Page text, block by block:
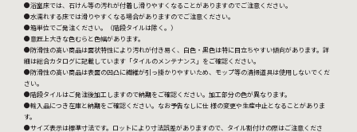
●浴室床では、石けん等の汚れが付着し滑りやすくなることがありますのでご注意ください。
●水濡れする床では滑りやすくなる場合がありますのでご注意ください。
●箱単位でご発注ください。（階段タイルは除く。）
●意匠上大きな色むらと色幅があります。
●防滑性の高い商品は面状特性により汚れが付き易く、白色・黒色は特に目立ちやすい傾向があります。詳
細は総合カタログに記載しています「タイルのメンテナンス」をご確認ください。
●防滑性の高い商品は表面の凹凸に繊維が引っ掛かりやすいため、モップ等の清掃道具は使用しないでくだ
さい。
●階段タイルはご発注後加工しますので納期をご確認ください。加工部分の色が異なります。
●輸入品につき在庫と納期をご確認ください。なお予告なしに仕 様の変更や生産中止となることがありま
す。
●サイズ表示は標準寸法です。ロットにより寸法誤差がありますので、タイル割付けの際はご注意くださ